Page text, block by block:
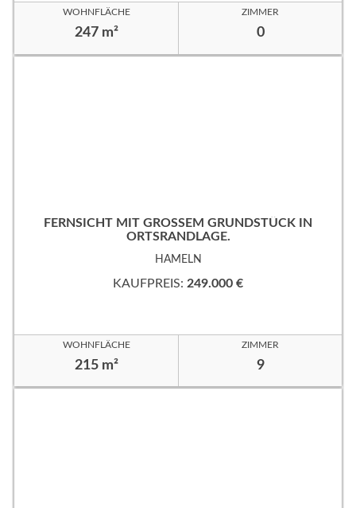
WOHNFLÄCHE
247 m²
ZIMMER
0
FERNSICHT MIT GROSSEM GRUNDSTÜCK IN
ORTSRANDLAGE.
HAMELN
KAUFPREIS: 249.000 €
WOHNFLÄCHE
215 m²
ZIMMER
9